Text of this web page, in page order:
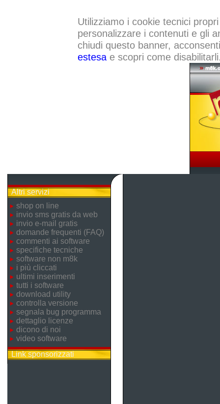
Utilizziamo i cookie tecnici
personalizzare i contenuti e gli
chiudi questo banner,
estesae scopri come
Altri servizi
shop on line
invio sms gratis da web
invio e-mail gratis
domande frequenti (FAQ)
commenti ai software
specifiche tecniche
software non m8k
i più cliccati
ultimi inserimenti
tutti i software
download utility
controlla versione
segnala bug programma
dettaglio licenze
dicono di noi
video software
Link sponsorizzati